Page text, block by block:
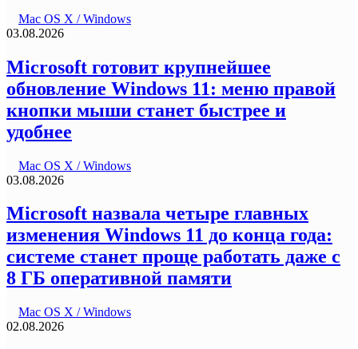
Mac OS X / Windows
03.08.2026
Microsoft готовит крупнейшее
обновление Windows 11: меню правой
кнопки мыши станет быстрее и
удобнее
Mac OS X / Windows
03.08.2026
Microsoft назвала четыре главных
изменения Windows 11 до конца года:
системе станет проще работать даже с
8 ГБ оперативной памяти
Mac OS X / Windows
02.08.2026